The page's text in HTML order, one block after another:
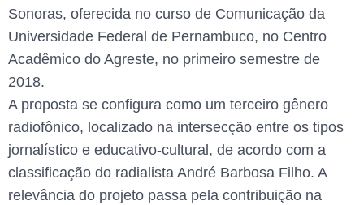
Sonoras, oferecida no curso de Comunicação da
Universidade Federal de Pernambuco, no Centro
Acadêmico do Agreste, no primeiro semestre de
2018.
A proposta se configura como um terceiro gênero
radiofônico, localizado na intersecção entre os tipos
jornalístico e educativo-cultural, de acordo com a
classificação do radialista André Barbosa Filho. A
relevância do projeto passa pela contribuição na